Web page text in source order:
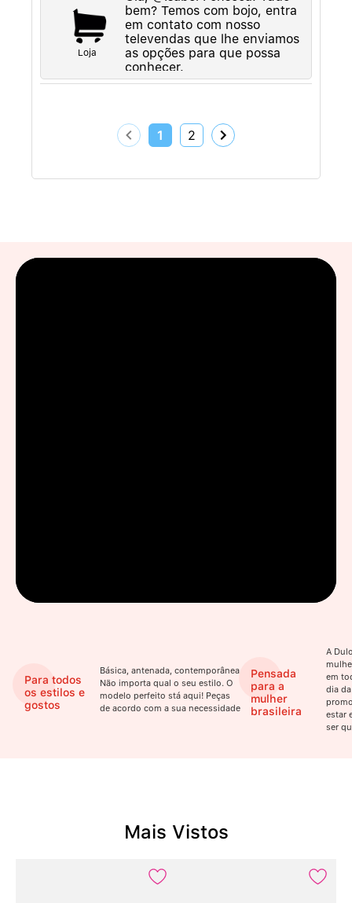
Loja
bem? Temos com bojo, entra
em contato com nosso
televendas que lhe enviamos
as opções para que possa
conhecer.
1 2
Para todos
os estilos e
gostos
Básica, antenada, contemporânea.
Não importa qual o seu estilo. O
modelo perfeito stá aqui! Peças
de acordo com a sua necessidade
Pensada
para a
mulher
brasileira
A
em
dia
estar
ser
Mais Vistos